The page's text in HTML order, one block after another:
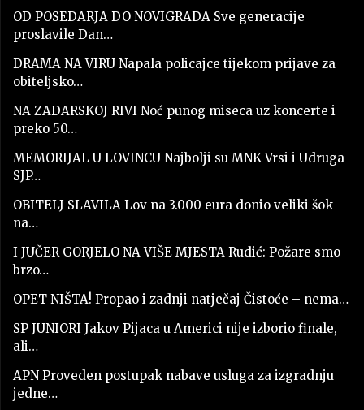
OD POSEDARJA DO NOVIGRADA Sve generacije
proslavile Dan…
DRAMA NA VIRU Napala policajce tijekom prijave za
obiteljsko…
NA ZADARSKOJ RIVI Noć punog miseca uz koncerte i
preko 50…
MEMORIJAL U LOVINCU Najbolji su MNK Vrsi i Udruga
SJP…
OBITELJ SLAVILA Lov na 3.000 eura donio veliki šok
na…
I JUČER GORJELO NA VIŠE MJESTA Rudić: Požare smo
brzo…
OPET NIŠTA! Propao i zadnji natječaj Čistoće – nema…
SP JUNIORI Jakov Pijaca u Americi nije izborio finale,
ali…
APN Proveden postupak nabave usluga za izgradnju
jedne…